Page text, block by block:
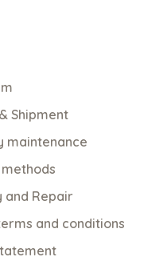
Shipment
maintenance
and Repair
and conditions